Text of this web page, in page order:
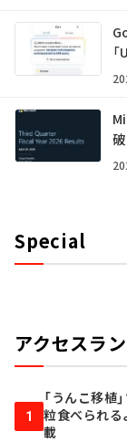
Special
アクセスラ
1
「うんこ移植
粒食べられ
載